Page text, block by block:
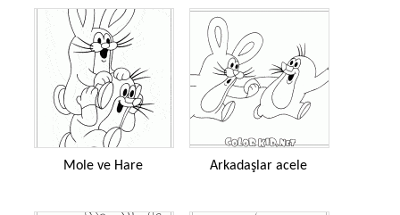
Mole ve Hare Arkadaşlar acele